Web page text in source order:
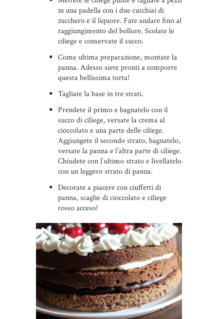
in una padella con i due cucchiai di
zucchero e il liquore. Fate andare fino al
raggiungimento del bollore. Scolate le
ciliege e conservate il succo.
Come ultima preparazione, montate la
panna. Adesso siete pronti a comporre
questa bellissima torta!
Tagliate la base in tre strati.
Prendete il primo e bagnatelo con il
succo di ciliege, versate la crema al
cioccolato e una parte delle ciliege.
Aggiungete il secondo strato, bagnatelo,
versate la panna e l’altra parte di ciliege.
Chiudete con l’ultimo strato e livellatelo
con un leggero strato di panna.
Decorate a piacere con ciuffetti di
panna, scaglie di cioccolato e ciliege
rosso acceso!